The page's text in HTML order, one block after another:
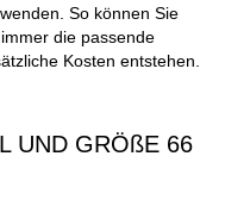
So können Sie
die passende
Kosten entstehen.
UND GRÖßE 66